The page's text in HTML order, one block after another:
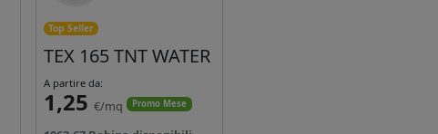
Top Seller
TEX 165 TNT WATER
A partire da:
1,25 €/mq Promo Mese